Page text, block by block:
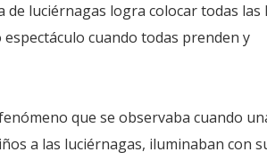
luciérnagas logra colocar todas las
cuando todas prenden y
que se observaba cuando
a las luciérnagas, iluminaban con